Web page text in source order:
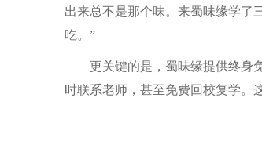
出来总不是那个味。来蜀味缘学了
吃。”
更关键的是，蜀味缘提供终身
时联系老师，甚至免费回校复学。